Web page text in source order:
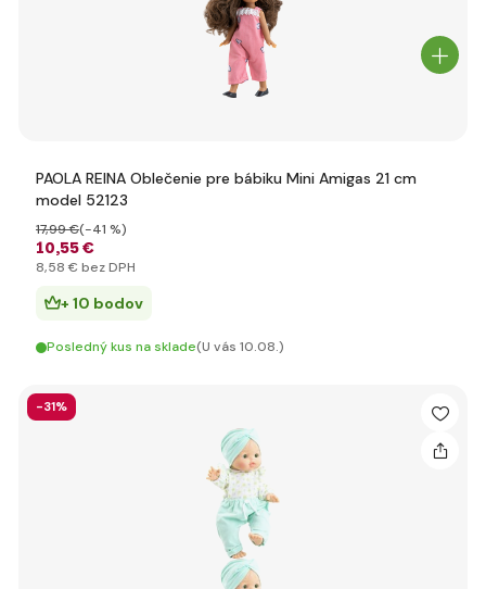
PAOLA REINA Oblečenie pre bábiku Mini Amigas 21 cm
model 52123
10,55 €
17,99 €(-41 %)
8,58 € bez DPH
+ 10 bodov
Posledný kus na sklade(U vás 10.08.)
-31%